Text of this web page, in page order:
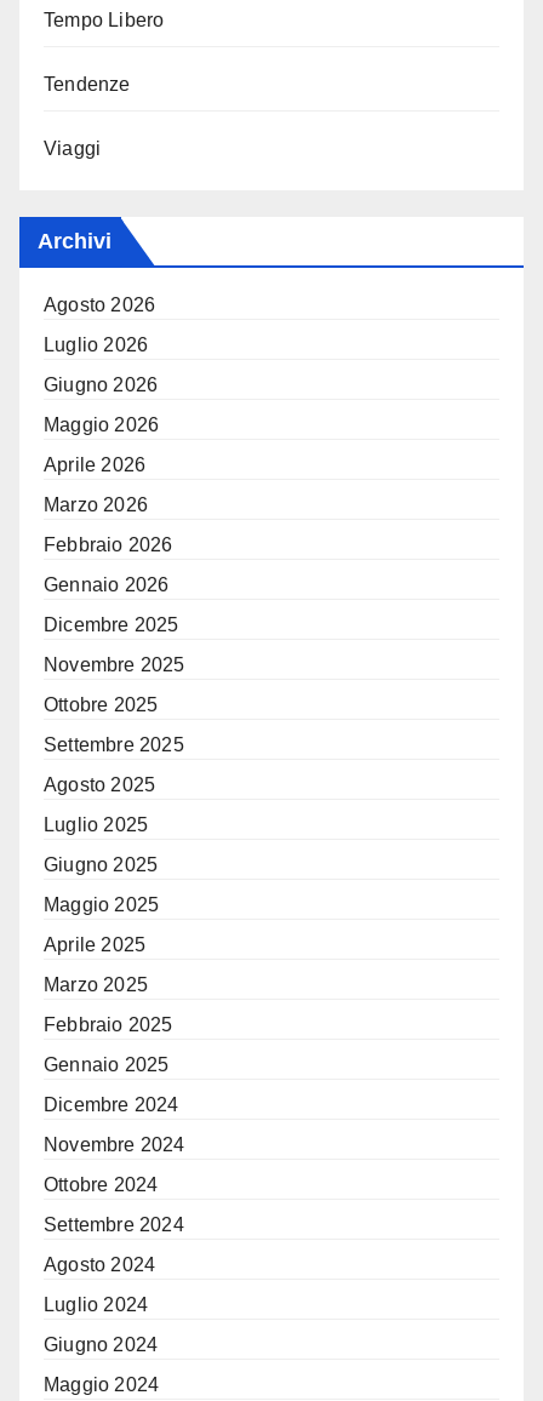
Tempo Libero
Tendenze
Viaggi
Archivi
Agosto 2026
Luglio 2026
Giugno 2026
Maggio 2026
Aprile 2026
Marzo 2026
Febbraio 2026
Gennaio 2026
Dicembre 2025
Novembre 2025
Ottobre 2025
Settembre 2025
Agosto 2025
Luglio 2025
Giugno 2025
Maggio 2025
Aprile 2025
Marzo 2025
Febbraio 2025
Gennaio 2025
Dicembre 2024
Novembre 2024
Ottobre 2024
Settembre 2024
Agosto 2024
Luglio 2024
Giugno 2024
Maggio 2024